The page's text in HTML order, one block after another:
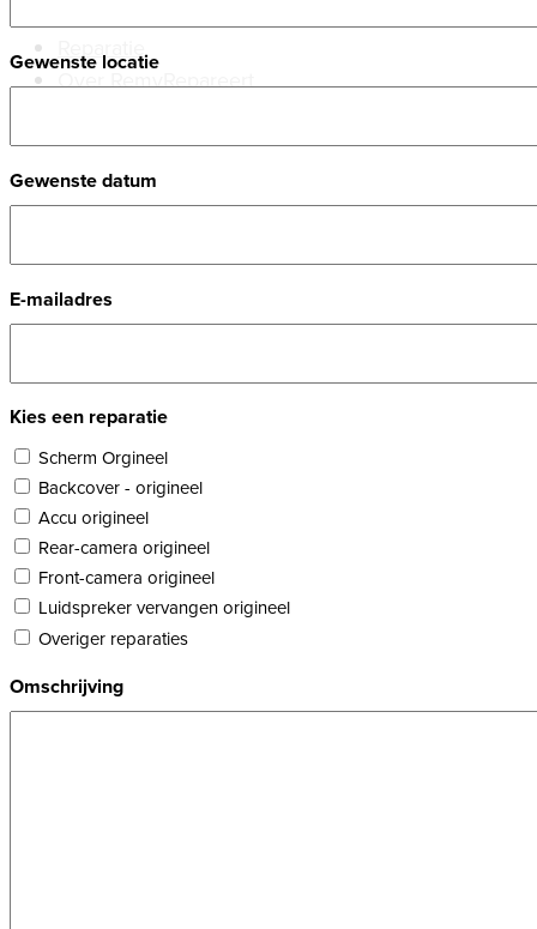
Reparatie
Over RemyRepareert
Gewenste locatie
Gewenste datum
E-mailadres
Kies een reparatie
Scherm Orgineel
Backcover - origineel
Accu origineel
Rear-camera origineel
Front-camera origineel
Luidspreker vervangen origineel
Overiger reparaties
Omschrijving